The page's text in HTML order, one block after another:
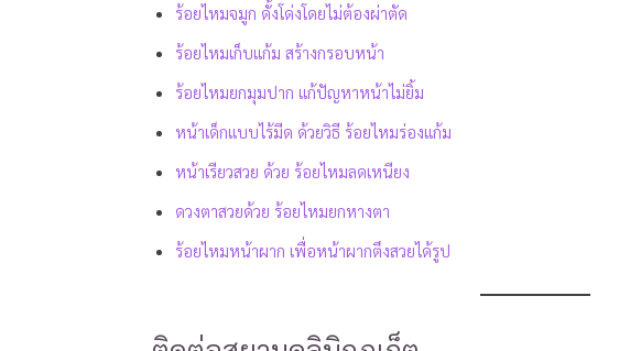
ร้อยไหมจมูก ดั้งโด่งโดยไม่ต้องผ่าตัด
ร้อยไหมเก็บแก้ม สร้างกรอบหน้า
ร้อยไหมยกมุมปาก แก้ปัญหาหน้าไม่ยิ้ม
หน้าเด็กแบบไร้มีด ด้วยวิธี ร้อยไหมร่องแก้ม
หน้าเรียวสวย ด้วย ร้อยไหมลดเหนียง
ดวงตาสวยด้วย ร้อยไหมยกหางตา
ร้อยไหมหน้าผาก เพื่อหน้าผากตึงสวยได้รูป